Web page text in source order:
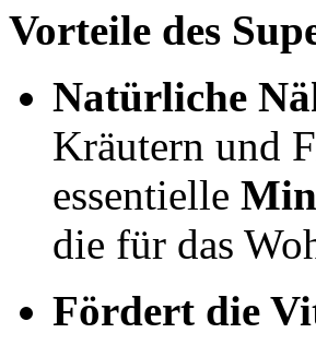
Vorteile des
Natürliche
Kräutern und
essentielle
die für das
Fördert die